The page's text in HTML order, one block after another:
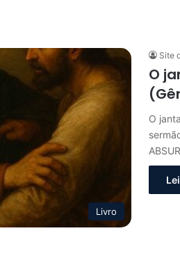
Livro
Site
O
O